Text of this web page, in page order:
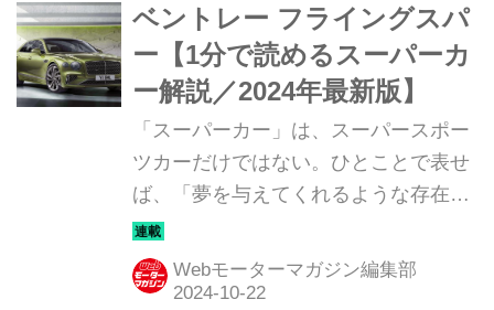
ベントレー フライングスパ
ー【1分で読めるスーパーカ
ー解説／2024年最新版】
「スーパーカー」は、スーパースポー
ツカーだけではない。ひとことで表せ
ば、「夢を与えてくれるような存在」
だ。ここでは、国内外のそんな魅力あ
るモデルたちを簡単に紹介していこ
う。今回は、ベントレー フライングス
Webモーターマガジン編集部